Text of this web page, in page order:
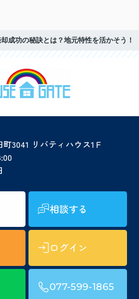
成功の秘訣とは？地元特性を活かそう！
3041 リバティハウス1Ｆ
相談する
ログイン
077-599-1865